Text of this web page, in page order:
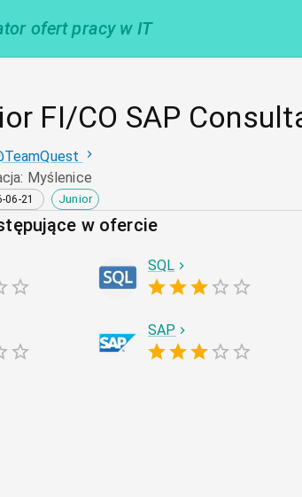
ofert pracy w IT
FI/CO SAP
TeamQuest
: Myślenice
06-21 Junior
w ofercie
SQL
SAP